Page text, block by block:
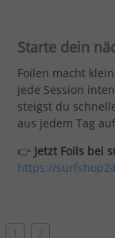
Starte dein
Foilen macht
jede Session
steigst du
aus jedem Tag
👉 Jetzt Foils bei
https://